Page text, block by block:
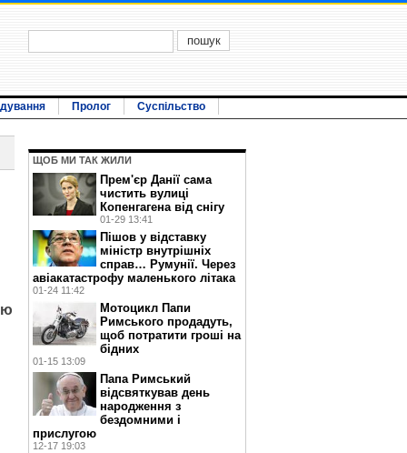
Пролог Суспільство
ЩОБ МИ ТАК ЖИЛИ
Прем'єр Данії сама
чистить вулиці
Копенгагена від снігу
01-29 13:41
Пішов у відставку
міністр внутрішніх
справ… Румунії. Через
авіакатастрофу маленького літака
01-24 11:42
Мотоцикл Папи
Римського продадуть,
щоб потратити гроші на
бідних
01-15 13:09
Папа Римський
відсвяткував день
народження з
бездомними і
прислугою
12-17 19:03